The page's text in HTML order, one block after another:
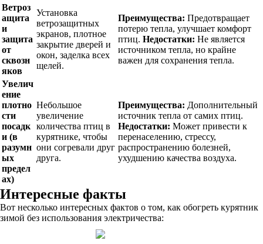
Ветроз
ащита
и
защита
от
сквозн
яков
Установка
ветрозащитных
экранов, плотное
закрытие дверей и
окон, заделка всех
щелей.
Преимущества: Предотвращает
потерю тепла, улучшает комфорт
птиц. Недостатки: Не является
источником тепла, но крайне
важен для сохранения тепла.
Увелич
ение
плотно
сти
посадк
и (в
разумн
ых
предел
ах)
Небольшое
увеличение
количества птиц в
курятнике, чтобы
они согревали друг
друга.
Преимущества: Дополнительный
источник тепла от самих птиц.
Недостатки: Может привести к
перенаселению, стрессу,
распространению болезней,
ухудшению качества воздуха.
Интересные факты
Вот несколько интересных фактов о том, как обогреть курятник
зимой без использования электричества: